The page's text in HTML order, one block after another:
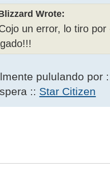
Wrote:
un error, lo tiro
pululando por
:: Star Citizen